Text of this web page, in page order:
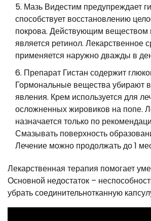
Мазь Видестим предупреждает
способствует восстановлению
покрова. Действующим веществом
является ретинол. Лекарственное
применяется наружно дважды в
Препарат Гистан содержит
Гормональные вещества убирают
явления. Крем используется для
осложненных жировиков на попе.
назначается только по
Смазывать поверхность
Лечение можно продолжать до 1
Лекарственная терапия помогает
Основной недостаток –
убрать соединительнотканную